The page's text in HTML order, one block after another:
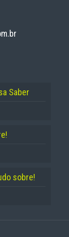
Saber
sobre!